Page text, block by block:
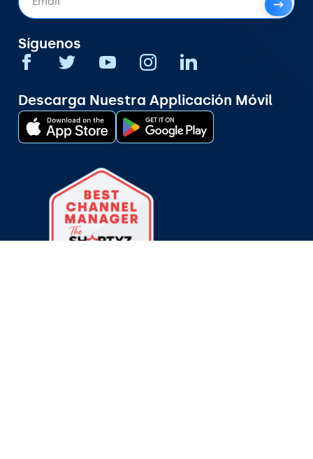
Síguenos
Descarga Nuestra Applicación Móvil